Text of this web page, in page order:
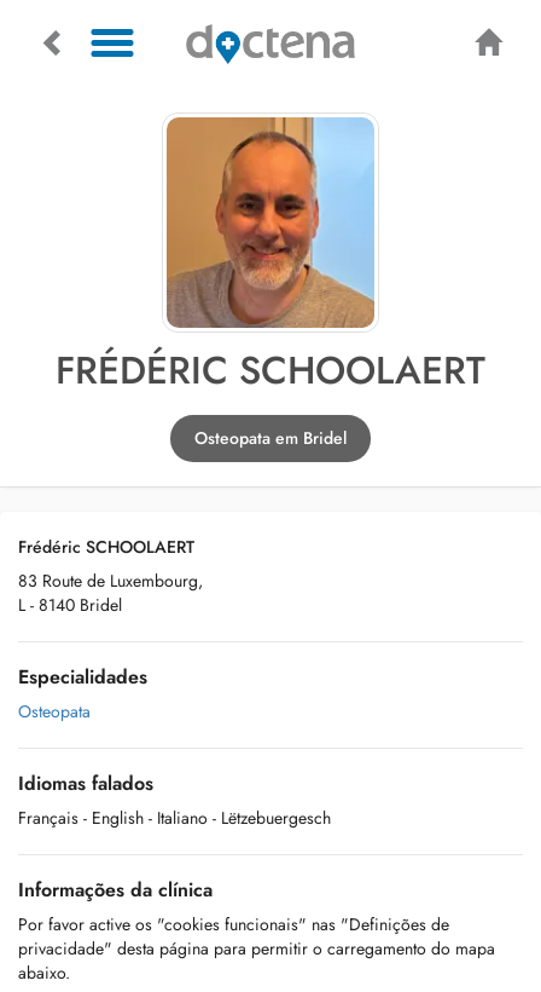
FRÉDÉRIC SCHOOLAERT
Osteopata em Bridel
Frédéric SCHOOLAERT
83 Route de Luxembourg,
L - 8140 Bridel
Especialidades
Osteopata
Idiomas falados
Français - English - Italiano - Lëtzebuergesch
Informações da clínica
Por favor active os "cookies funcionais" nas "Definições de
privacidade" desta página para permitir o carregamento do mapa
abaixo.